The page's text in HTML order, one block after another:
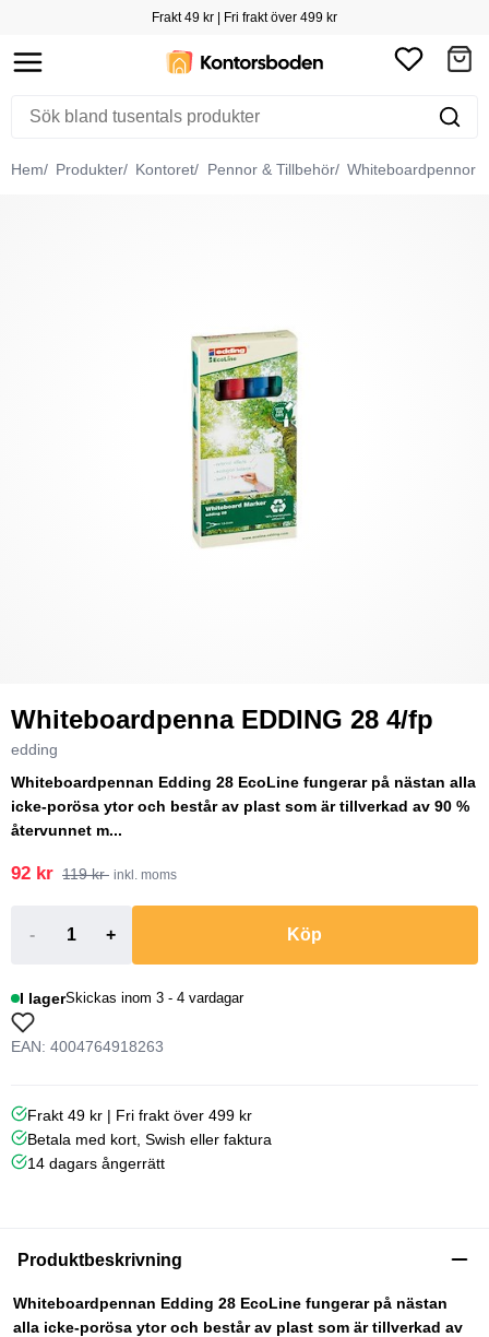
Frakt 49 kr | Fri frakt över 499 kr
Hem Produkter Kontoret Pennor & Tillbehör Whiteboardpennor
Whiteboardpenna EDDING 28 4/fp
edding
Whiteboardpennan Edding 28 EcoLine fungerar på nästan alla
icke-porösa ytor och består av plast som är tillverkad av 90 %
återvunnet m...
92 kr 119 kr inkl. moms
- + Köp
I lagerSkickas inom 3 - 4 vardagar
EAN: 4004764918263
Frakt 49 kr | Fri frakt över 499 kr
Betala med kort, Swish eller faktura
14 dagars ångerrätt
Produktbeskrivning
Whiteboardpennan Edding 28 EcoLine fungerar på nästan
alla icke-porösa ytor och består av plast som är tillverkad av